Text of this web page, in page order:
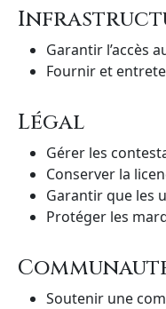
Garantir l’accès
Fournir et
Légal
Gérer les
Conserver la
Garantir que les
Protéger les
Soutenir une